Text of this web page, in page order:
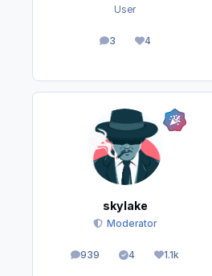
User
3
Beiträge4
Reputation
skylake
Moderator
939
Beiträge 4
Lösungen1.1k
Reputation